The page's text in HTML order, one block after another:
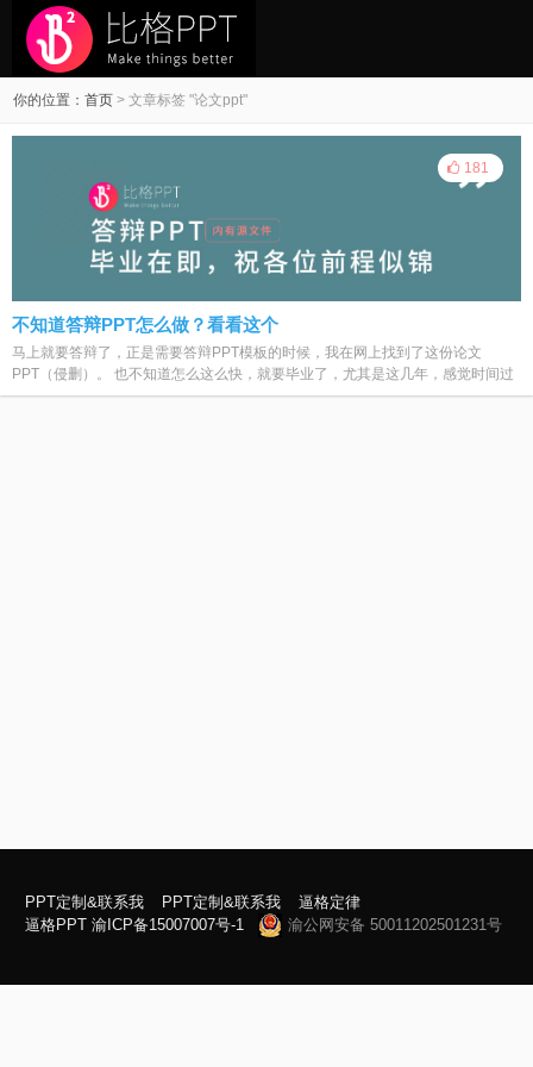
你的位置：首页 > 文章标签 "论文ppt"
181
不知道答辩PPT怎么做？看看这个
马上就要答辩了，正是需要答辩PPT模板的时候，我在网上找到了这份论文
PPT（侵删）。 也不知道怎么这么快，就要毕业了，尤其是这几年，感觉时间过
得...
PPT定制&联系我 PPT定制&联系我
逼格定律
逼格PPT 渝ICP备15007007号-1 渝公网安备 50011202501231号